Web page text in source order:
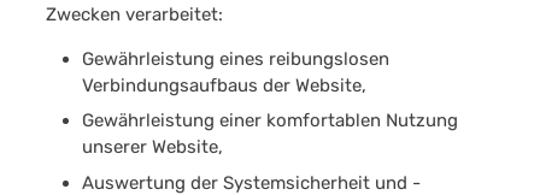
Zwecken verarbeitet:
Gewährleistung eines reibungslosen
Verbindungsaufbaus der Website,
Gewährleistung einer komfortablen Nutzung
unserer Website,
Auswertung der Systemsicherheit und -